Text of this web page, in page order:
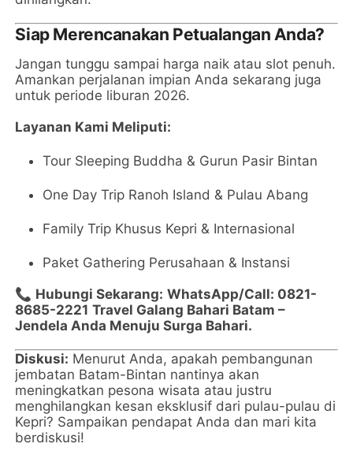
Siap Merencanakan Petualangan Anda?
Jangan tunggu sampai harga naik atau slot penuh.
Amankan perjalanan impian Anda sekarang juga
untuk periode liburan 2026.
Layanan Kami Meliputi:
Tour Sleeping Buddha & Gurun Pasir Bintan
One Day Trip Ranoh Island & Pulau Abang
Family Trip Khusus Kepri & Internasional
Paket Gathering Perusahaan & Instansi
📞 Hubungi Sekarang: WhatsApp/Call: 0821-
8685-2221 Travel Galang Bahari Batam –
Jendela Anda Menuju Surga Bahari.
Diskusi: Menurut Anda, apakah pembangunan
jembatan Batam-Bintan nantinya akan
meningkatkan pesona wisata atau justru
menghilangkan kesan eksklusif dari pulau-pulau di
Kepri? Sampaikan pendapat Anda dan mari kita
berdiskusi!